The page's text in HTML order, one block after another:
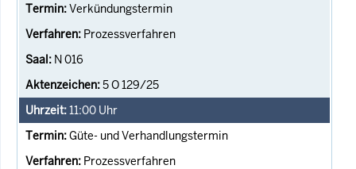
Verkündungstermin
Prozessverfahren
N 016
5 O 129/25
11:00 Uhr
Güte- und Verhandlungstermin
Prozessverfahren